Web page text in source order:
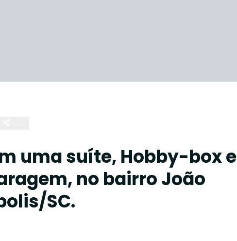
uma suíte, Hobby-box e
no bairro João
SC.